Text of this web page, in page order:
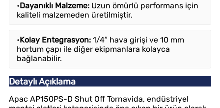
•Dayanıklı Malzeme: Uzun ömürlü performans için
kaliteli malzemeden üretilmiştir.
•Kolay Entegrasyon: 1/4″ hava girişi ve 10 mm
hortum çapı ile diğer ekipmanlara kolayca
bağlanabilir.
Detaylı Açıklama
Apac AP150PS-D Shut Off Tornavida, endüstriyel